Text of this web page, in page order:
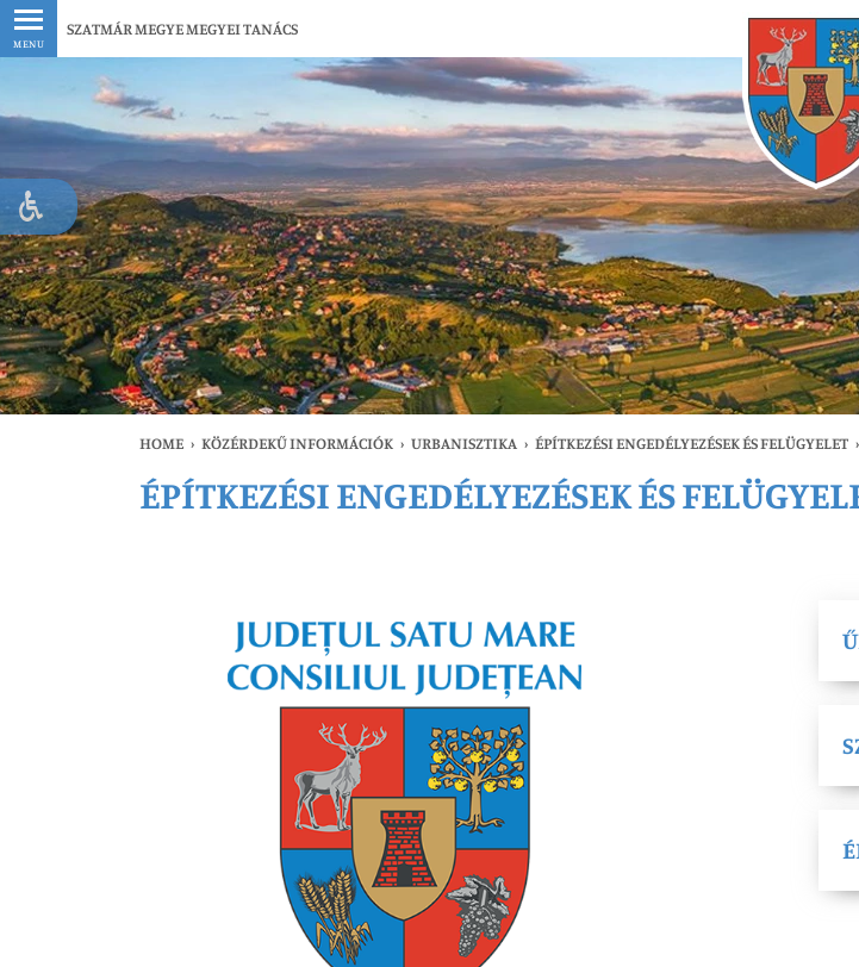
MENU
SZATMÁR MEGYE MEGYEI TANÁCS
HOME › KÖZÉRDEKŰ INFORMÁCIÓK › URBANISZTIKA › ÉPÍTKEZÉSI ENGEDÉLYEZÉSEK ÉS FELÜGYELET ›
Legfrissebb Bármikor
ÉPÍTKEZÉSI ENGEDÉLYEZÉSEK ÉS